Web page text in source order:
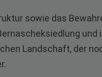
sowie das
und
Landschaft, der